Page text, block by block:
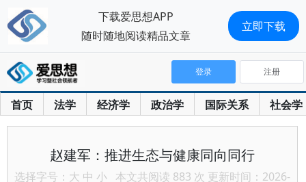
首页 法学 经济学 政治学 国际关系 社会学
登录 注册
赵建军：推进生态与健康同向同行
选择字号： 大 中 小 本文共阅读 883 次 更新时间：2026-
下载爱思想APP
随时随地阅读精品文章
立即下载